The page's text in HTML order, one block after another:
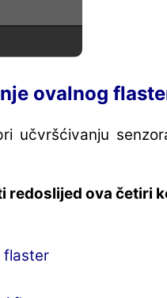
ovalnog
učvršćivanju
redoslijed ova četiri
flaster